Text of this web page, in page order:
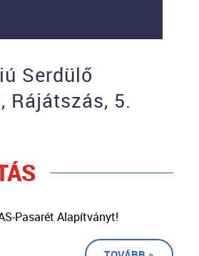
Serdülő
Rájátszás, 5.
Pasarét Alapítványt!